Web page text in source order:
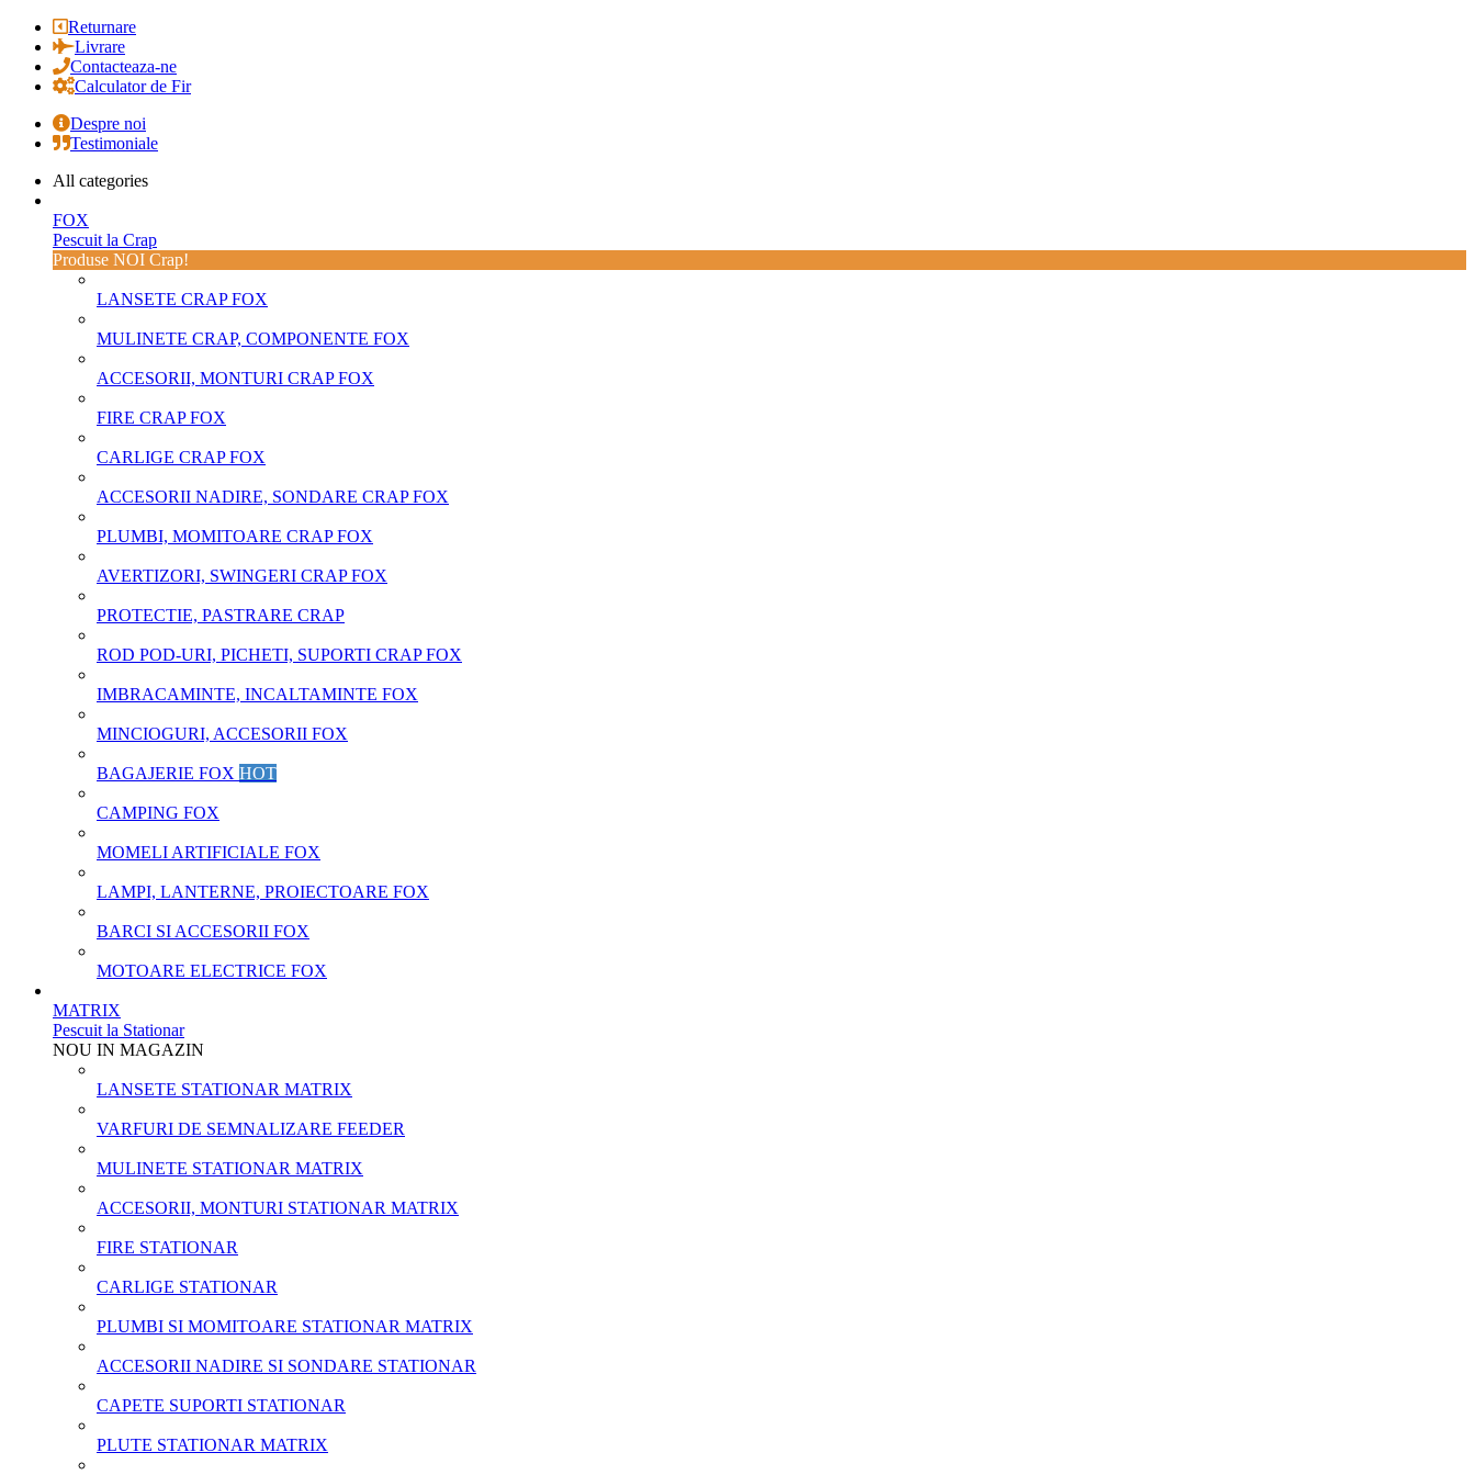
Returnare
Livrare
Contacteaza-ne
Calculator de Fir
Despre noi
Testimoniale
All categories
FOX
Pescuit la Crap
Produse NOI Crap!
LANSETE CRAP FOX
MULINETE CRAP, COMPONENTE FOX
ACCESORII, MONTURI CRAP FOX
FIRE CRAP FOX
CARLIGE CRAP FOX
ACCESORII NADIRE, SONDARE CRAP FOX
PLUMBI, MOMITOARE CRAP FOX
AVERTIZORI, SWINGERI CRAP FOX
PROTECTIE, PASTRARE CRAP
ROD POD-URI, PICHETI, SUPORTI CRAP FOX
IMBRACAMINTE, INCALTAMINTE FOX
MINCIOGURI, ACCESORII FOX
BAGAJERIE FOX HOT
CAMPING FOX
MOMELI ARTIFICIALE FOX
LAMPI, LANTERNE, PROIECTOARE FOX
BARCI SI ACCESORII FOX
MOTOARE ELECTRICE FOX
MATRIX
Pescuit la Stationar
NOU IN MAGAZIN
LANSETE STATIONAR MATRIX
VARFURI DE SEMNALIZARE FEEDER
MULINETE STATIONAR MATRIX
ACCESORII, MONTURI STATIONAR MATRIX
FIRE STATIONAR
CARLIGE STATIONAR
PLUMBI SI MOMITOARE STATIONAR MATRIX
ACCESORII NADIRE SI SONDARE STATIONAR
CAPETE SUPORTI STATIONAR
PLUTE STATIONAR MATRIX